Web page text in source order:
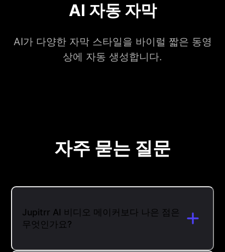
AI 자동 자막
AI가 다양한 자막 스타일을 바이럴 짧은 동영
상에 자동 생성합니다.
자주 묻는 질문
Jupitrr AI 비디오 메이커보다 나은 점은
무엇인가요?